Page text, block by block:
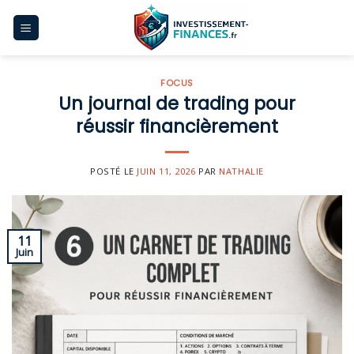
FOCUS
Un journal de trading pour
réussir financièrement
POSTÉ LE JUIN 11, 2026 PAR NATHALIE
11
Juin